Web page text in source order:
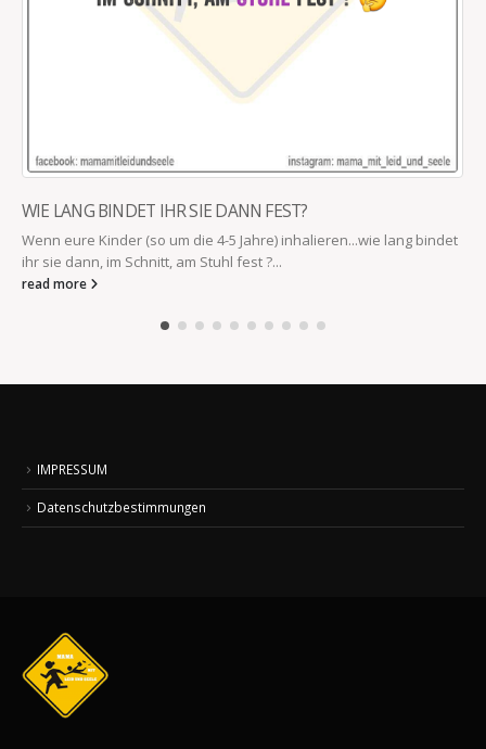
WIE LANG BINDET IHR SIE DANN FEST?
Wenn eure Kinder (so um die 4-5 Jahre) inhalieren...wie lang bindet
ihr sie dann, im Schnitt, am Stuhl fest ?...
read more
IMPRESSUM
Datenschutzbestimmungen